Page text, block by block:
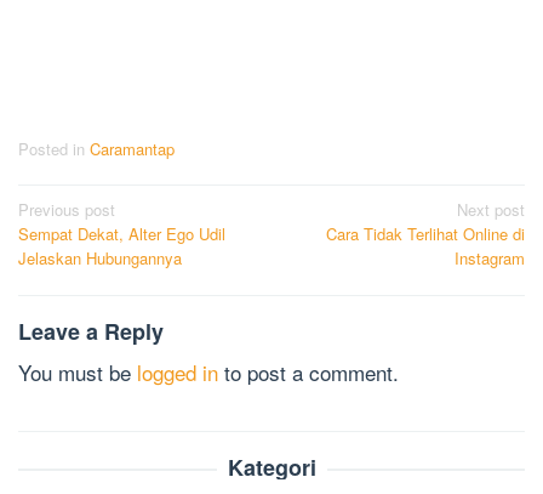
Posted in Caramantap
Post
navigation
Previous post
Sempat Dekat, Alter Ego Udil
Jelaskan Hubungannya
Next post
Cara Tidak Terlihat Online di
Instagram
Leave a Reply
You must be logged in to post a comment.
Kategori